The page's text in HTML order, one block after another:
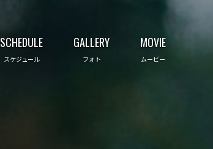
SCHEDULE
スケジュール
GALLERY
フォト
MOVIE
ムービー